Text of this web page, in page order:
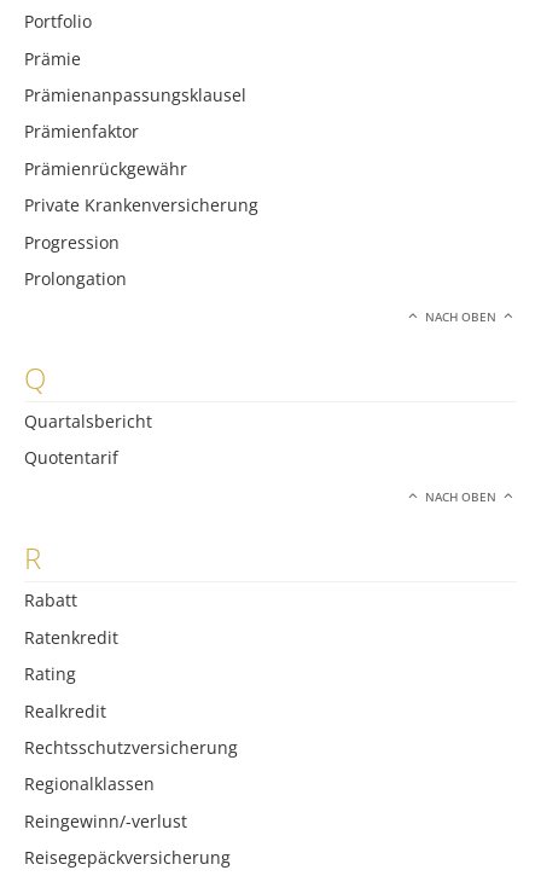
Portfolio
Prämie
Prämienanpassungsklausel
Prämienfaktor
Prämienrückgewähr
Private Krankenversicherung
Progression
Prolongation
NACH OBEN
Q
Quartalsbericht
Quotentarif
NACH OBEN
R
Rabatt
Ratenkredit
Rating
Realkredit
Rechtsschutzversicherung
Regionalklassen
Reingewinn/-verlust
Reisegepäckversicherung